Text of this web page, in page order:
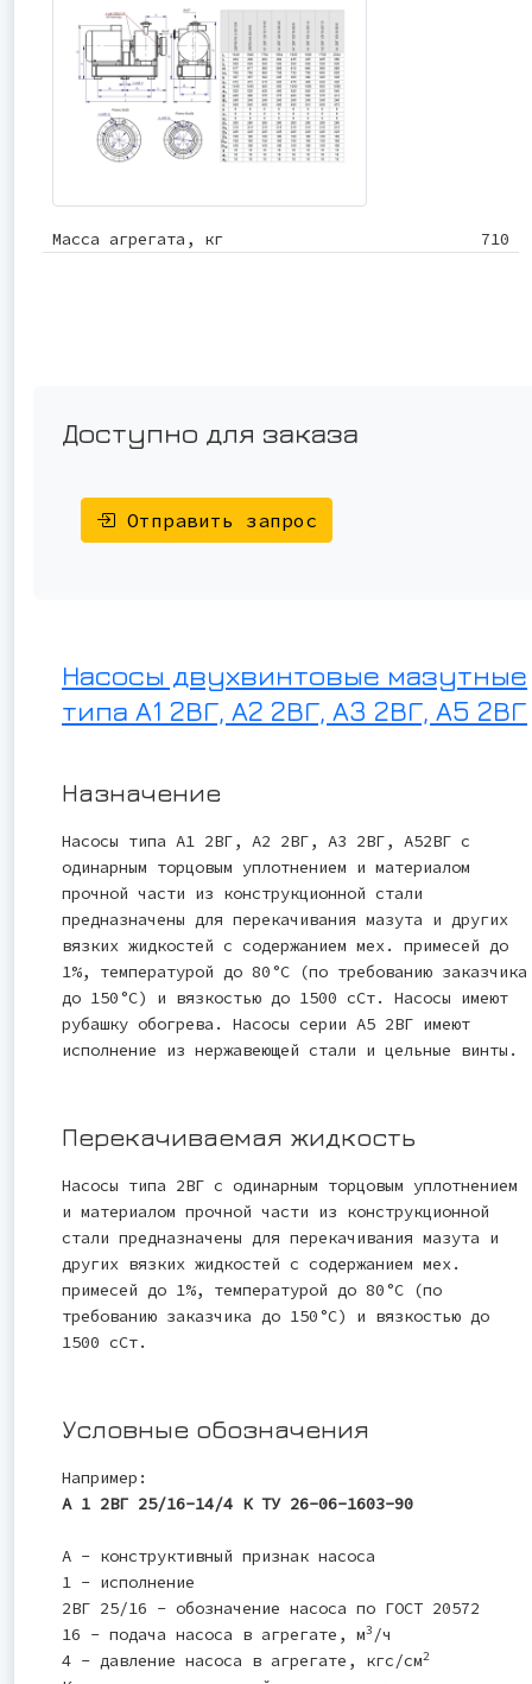
Масса агрегата, кг 710
Доступно для заказа
Отправить запрос
Насосы двухвинтовые мазутные
типа А1 2ВГ, А2 2ВГ, А3 2ВГ, А5 2ВГ
Назначение
Насосы типа А1 2ВГ, А2 2ВГ, А3 2ВГ, А52ВГ с
одинарным торцовым уплотнением и материалом
прочной части из конструкционной стали
предназначены для перекачивания мазута и других
вязких жидкостей с содержанием мех. примесей до
1%, температурой до 80°С (по требованию заказчика
до 150°С) и вязкостью до 1500 сСт. Насосы имеют
рубашку обогрева. Насосы серии А5 2ВГ имеют
исполнение из нержавеющей стали и цельные винты.
Перекачиваемая жидкость
Насосы типа 2ВГ с одинарным торцовым уплотнением
и материалом прочной части из конструкционной
стали предназначены для перекачивания мазута и
других вязких жидкостей с содержанием мех.
примесей до 1%, температурой до 80°С (по
требованию заказчика до 150°С) и вязкостью до
1500 сСт.
Условные обозначения
Например:
А 1 2ВГ 25/16-14/4 К ТУ 26-06-1603-90
А - конструктивный признак насоса
1 - исполнение
2ВГ 25/16 - обозначение насоса по ГОСТ 20572
16 - подача насоса в агрегате, м3 /ч
4 - давление насоса в агрегате, кгс/см2